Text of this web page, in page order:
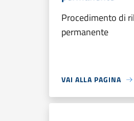
Procedimento di
permanente
VAI ALLA PAGINA